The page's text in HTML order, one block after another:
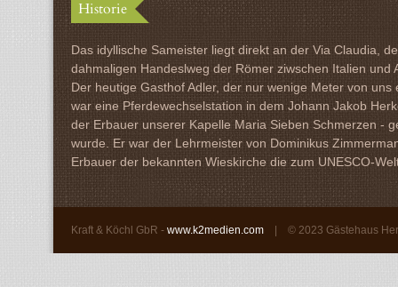
Historie
Das idyllische Sameister liegt direkt an der Via Claudia,
dahmaligen Handeslweg der Römer ziwschen Italien und
Der heutige Gasthof Adler, der nur wenige Meter von uns
war eine Pferdewechselstation in dem Johann Jakob
der Erbauer unserer Kapelle Maria Sieben Schmerzen -
wurde. Er war der Lehrmeister von Dominikus
Erbauer der bekannten Wieskirche die zum UNESCO-
Kraft & Köchl GbR - www.k2medien.com | © 2023 Gästehaus